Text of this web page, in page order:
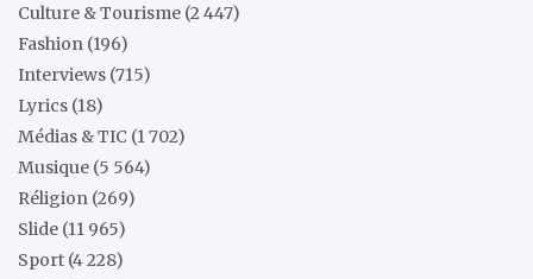
Culture & Tourisme (2 447)
Fashion (196)
Interviews (715)
Lyrics (18)
Médias & TIC (1 702)
Musique (5 564)
Réligion (269)
Slide (11 965)
Sport (4 228)